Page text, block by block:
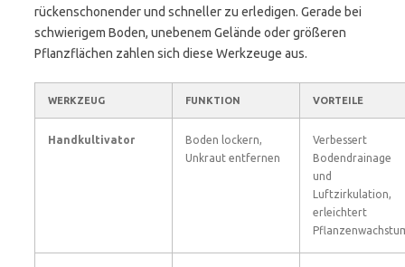
rückenschonender und schneller zu erledigen. Gerade bei
schwierigem Boden, unebenem Gelände oder größeren
Pflanzflächen zahlen sich diese Werkzeuge aus.
WERKZEUG FUNKTION VORTEILE
Handkultivator
Boden lockern,
Unkraut entfernen
Verbessert
Bodendrainage
und
Luftzirkulation,
erleichtert